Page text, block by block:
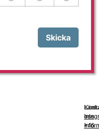
oss
+46